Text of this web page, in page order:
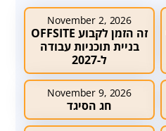
November 2, 2026
זה הזמן לקבוע OFFSITE
בניית תוכניות עבודה
ל-2027
November 9, 2026
חג הסיגד